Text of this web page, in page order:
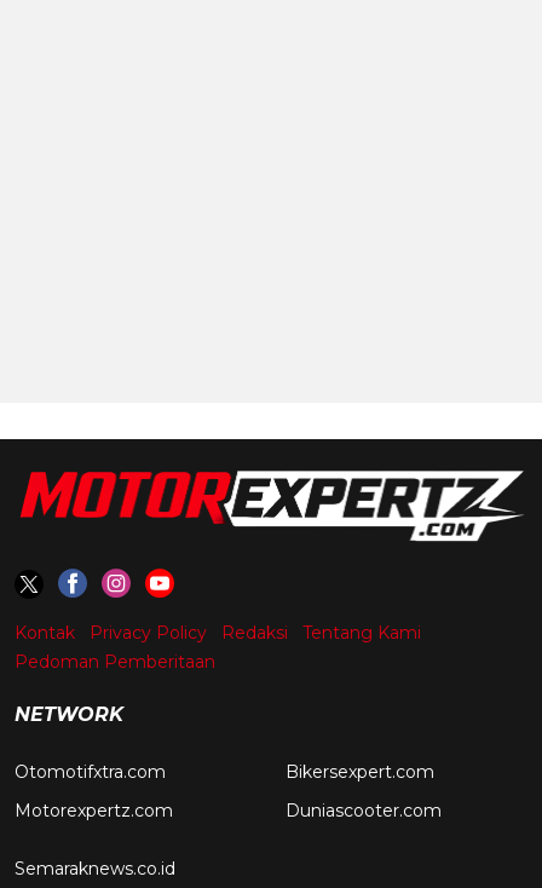
Kontak Privacy Policy Redaksi
Tentang Kami
Pedoman Pemberitaan
NETWORK
Otomotifxtra.com
Motorexpertz.com
Bikersexpert.com
Duniascooter.com
Semaraknews.co.id